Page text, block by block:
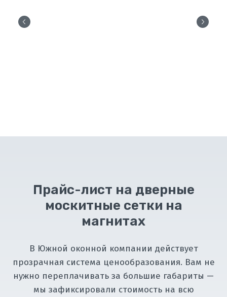
Прайс-лист на дверные
москитные сетки на
магнитах
В Южной оконной компании действует
прозрачная система ценообразования. Вам не
нужно переплачивать за большие габариты —
мы зафиксировали стоимость на всю